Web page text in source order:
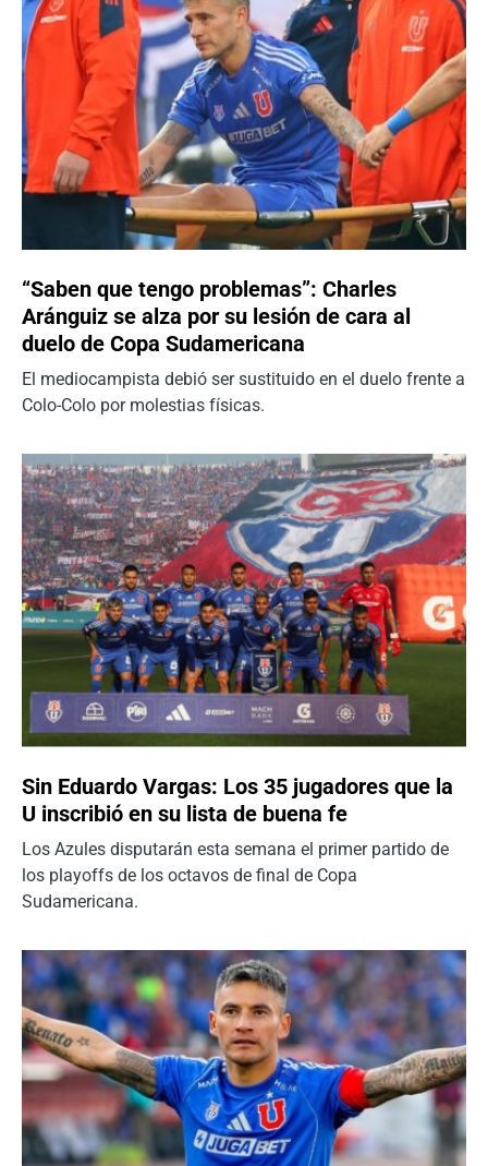
“Saben que tengo problemas”: Charles
Aránguiz se alza por su lesión de cara al
duelo de Copa Sudamericana
El mediocampista debió ser sustituido en el duelo frente a
Colo-Colo por molestias físicas.
Sin Eduardo Vargas: Los 35 jugadores que la
U inscribió en su lista de buena fe
Los Azules disputarán esta semana el primer partido de
los playoffs de los octavos de final de Copa
Sudamericana.